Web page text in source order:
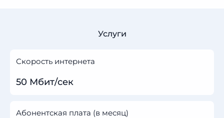
Услуги
Скорость интернета
50 Мбит/сек
Абонентская плата (в месяц)